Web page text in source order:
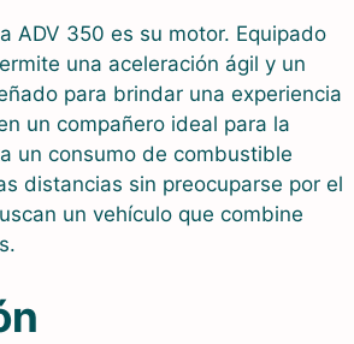
ADV 350 es su motor. Equipado
una aceleración ágil y un
para brindar una experiencia
un compañero ideal para la
un consumo de combustible
distancias sin preocuparse por el
un vehículo que combine